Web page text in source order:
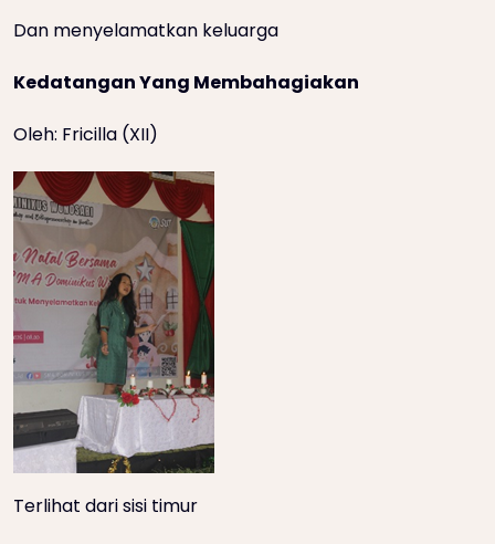
Dan menyelamatkan keluarga
Kedatangan Yang Membahagiakan
Oleh: Fricilla (XII)
Terlihat dari sisi timur